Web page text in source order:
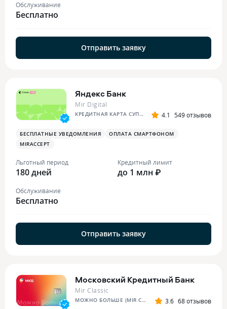
Обслуживание
Бесплатно
Отправить заявку
Яндекс Банк
Mir Digital
КРЕДИТНАЯ КАРТА СУПЕР СПЛИТА 4.1 549 отзывов
БЕСПЛАТНЫЕ УВЕДОМЛЕНИЯ
ОПЛАТА СМАРТФОНОМ
MIRACCEPT
Льготный период
180 дней
Кредитный лимит
до 1 млн ₽
Обслуживание
Бесплатно
Отправить заявку
Московский Кредитный Банк
Mir Classic
МОЖНО БОЛЬШЕ (MIR CLASSIC) 3.6 68 отзывов